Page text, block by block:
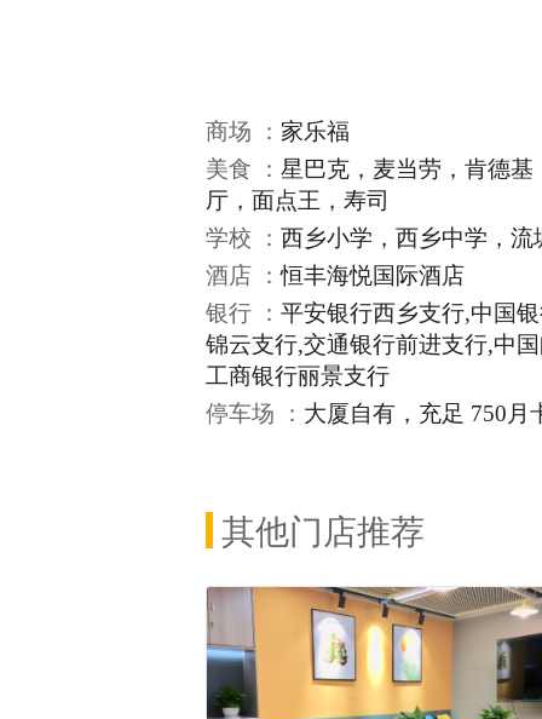
商场 ： 家乐福
美食 ： 星巴克，麦当劳，肯德
厅，面点王，寿司
学校 ： 西乡小学，西乡中学，流
酒店 ：恒丰海悦国际酒店
银行 ： 平安银行西乡支行,中国
锦云支行,交通银行前进支行,中
工商银行丽景支行
停车场 ： 大厦自有，充足 750月
其他门店推荐